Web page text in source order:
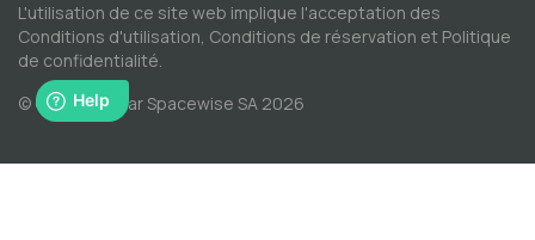
L'utilisation de ce site web implique l'acceptation des
Conditions d'utilisation, Conditions de réservation et Politique
de confidentialité.
© Copyright par Spacewise SA 2026